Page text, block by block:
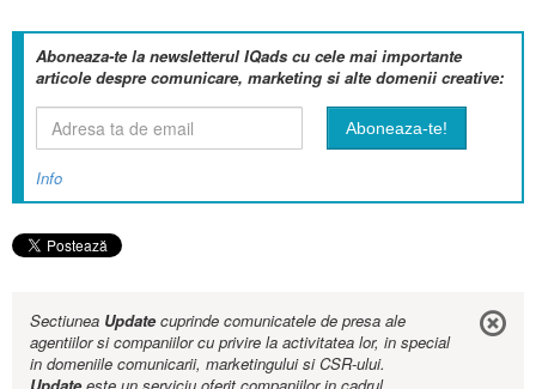
Aboneaza-te la newsletterul IQads cu cele mai importante
articole despre comunicare, marketing si alte domenii creative:
Info
Sectiunea Updatecuprinde comunicatele de presa ale
agentiilor si companiilor cu privire la activitatea lor, in special
in domeniile comunicarii, marketingului si CSR-ului.